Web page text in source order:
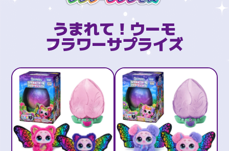
うまれて！ウーモ
フラワーサプライズ